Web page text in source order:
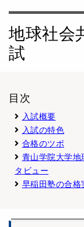
地球社会
試
目次
入試概要
入試の特色
合格のツボ
青山学院大学地
タビュー
早稲田塾の合格